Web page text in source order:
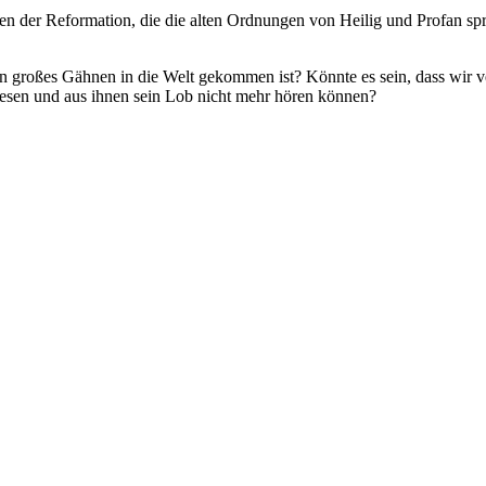
der Reformation, die die alten Ordnungen von Heilig und Profan
großes Gähnen in die Welt gekommen ist? Könnte es sein, dass
und aus ihnen sein Lob nicht mehr hören können?